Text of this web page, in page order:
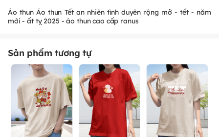
Áo thun Áo thun Tết an nhiên tình duyên rộng mở - tết - năm
mới - ất tỵ 2025 - áo thun cao cấp ranus
Sản phẩm tương tự